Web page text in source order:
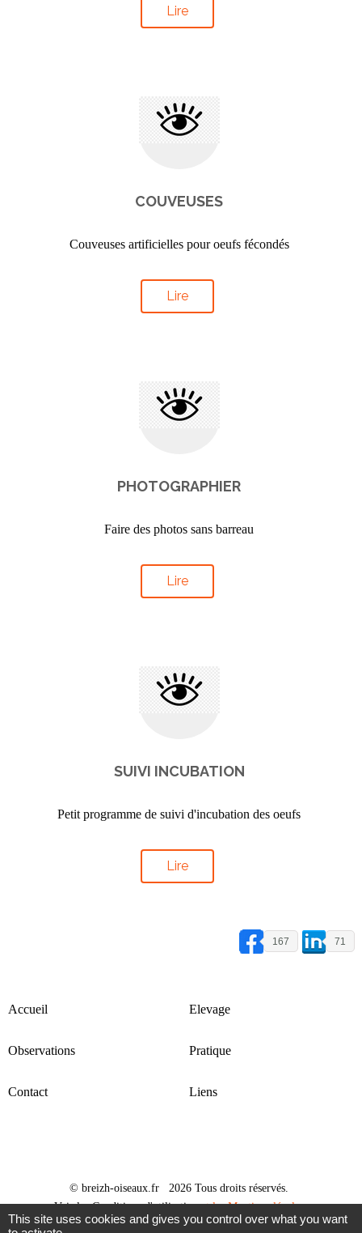
167 71
Lire
COUVEUSES
Couveuses artificielles pour oeufs fécondés
Lire
PHOTOGRAPHIER
Faire des photos sans barreau
Lire
SUIVI INCUBATION
Petit programme de suivi d'incubation des oeufs
Lire
Accueil Elevage
Observations Pratique
Contact Liens
© breizh-oiseaux.fr 2026 Tous droits réservés.
Voir les Conditions d'utilisationet les Mentions légales
Design parFreeHTML5.co
This site uses cookies and gives you control over what you want